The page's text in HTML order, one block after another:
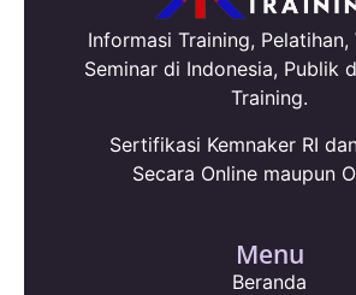
Informasi Training, Pelatihan,
Seminar di Indonesia, Publik
Training.
Sertifikasi Kemnaker RI
Secara Online maupun
Menu
Beranda